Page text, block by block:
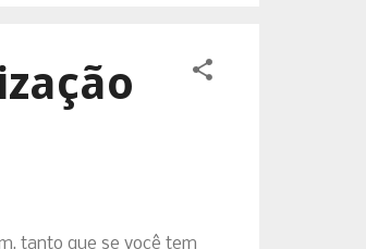
tanto que se você tem